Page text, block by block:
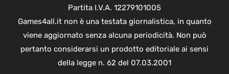
Partita I.V.A. 12279101005
Games4all.it non è una testata giornalistica, in quanto
viene aggiornato senza alcuna periodicità. Non può
pertanto considerarsi un prodotto editoriale ai sensi
della legge n. 62 del 07.03.2001